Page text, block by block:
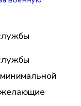
желающие